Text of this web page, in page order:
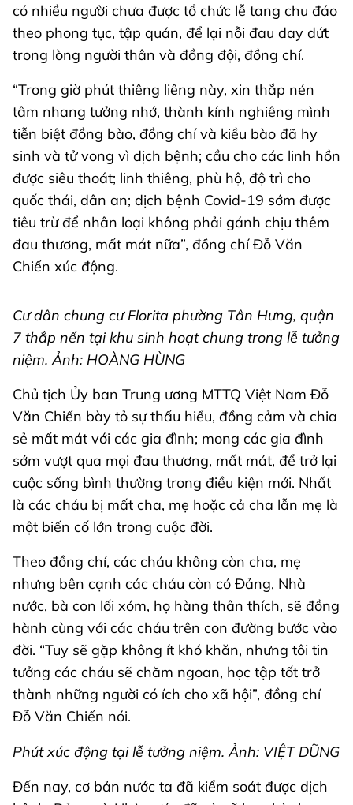
có nhiều người chưa được tổ chức lễ tang chu đáo
theo phong tục, tập quán, để lại nỗi đau day dứt
trong lòng người thân và đồng đội, đồng chí.
“Trong giờ phút thiêng liêng này, xin thắp nén
tâm nhang tưởng nhớ, thành kính nghiêng mình
tiễn biệt đồng bào, đồng chí và kiều bào đã hy
sinh và tử vong vì dịch bệnh; cầu cho các linh hồn
được siêu thoát; linh thiêng, phù hộ, độ trì cho
quốc thái, dân an; dịch bệnh Covid-19 sớm được
tiêu trừ để nhân loại không phải gánh chịu thêm
đau thương, mất mát nữa”, đồng chí Đỗ Văn
Chiến xúc động.
Cư dân chung cư Florita phường Tân Hưng, quận
7 thắp nến tại khu sinh hoạt chung trong lễ tưởng
niệm. Ảnh: HOÀNG HÙNG
Chủ tịch Ủy ban Trung ương MTTQ Việt Nam Đỗ
Văn Chiến bày tỏ sự thấu hiểu, đồng cảm và chia
sẻ mất mát với các gia đình; mong các gia đình
sớm vượt qua mọi đau thương, mất mát, để trở lại
cuộc sống bình thường trong điều kiện mới. Nhất
là các cháu bị mất cha, mẹ hoặc cả cha lẫn mẹ là
một biến cố lớn trong cuộc đời.
Theo đồng chí, các cháu không còn cha, mẹ
nhưng bên cạnh các cháu còn có Đảng, Nhà
nước, bà con lối xóm, họ hàng thân thích, sẽ đồng
hành cùng với các cháu trên con đường bước vào
đời. “Tuy sẽ gặp không ít khó khăn, nhưng tôi tin
tưởng các cháu sẽ chăm ngoan, học tập tốt trở
thành những người có ích cho xã hội”, đồng chí
Đỗ Văn Chiến nói.
Phút xúc động tại lễ tưởng niệm. Ảnh: VIỆT DŨNG
Đến nay, cơ bản nước ta đã kiểm soát được dịch